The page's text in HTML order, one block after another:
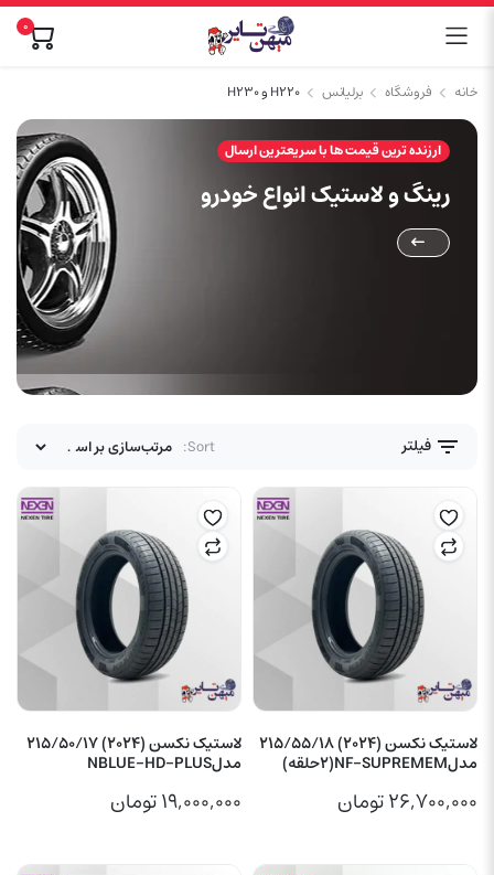
0
خانه فروشگاه برلیانس H220 و H230
ارزنده ترین قیمت ها با سریعترین ارسال
رینگ و لاستیک انواع خودرو
فیلتر Sort:
لاستیک نکسن (2024) 215/55/18
مدلNF-SUPREMEM(2حلقه)
۲۶,۷۰۰,۰۰۰تومان
لاستیک نکسن (2024) 215/50/17
مدلNBLUE-HD-PLUS
۱۹,۰۰۰,۰۰۰تومان